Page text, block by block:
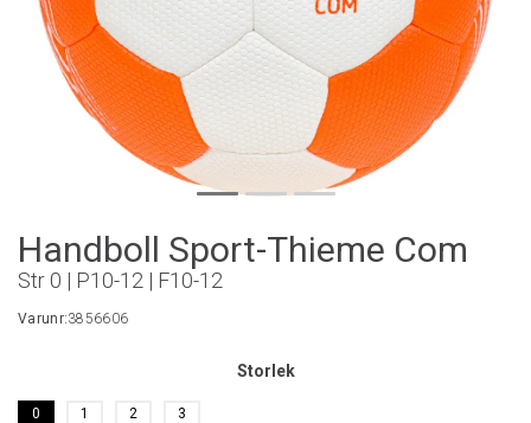
Handboll Sport-Thieme Com
Str 0 | P10-12 | F10-12
Varunr:3856606
Storlek
0 1 2 3